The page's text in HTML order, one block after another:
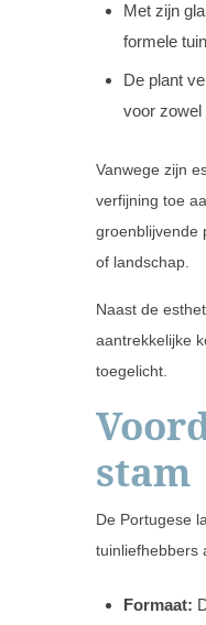
Met zijn
formele
De plant
voor zowel
Vanwege zijn
verfijning toe
groenblijvende
of landschap.
Naast de
aantrekkelijke
toegelicht.
stam
De Portugese
tuinliefhebbers
Formaat: